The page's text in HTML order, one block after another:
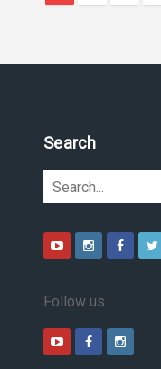
Pesquise no site
Follow us